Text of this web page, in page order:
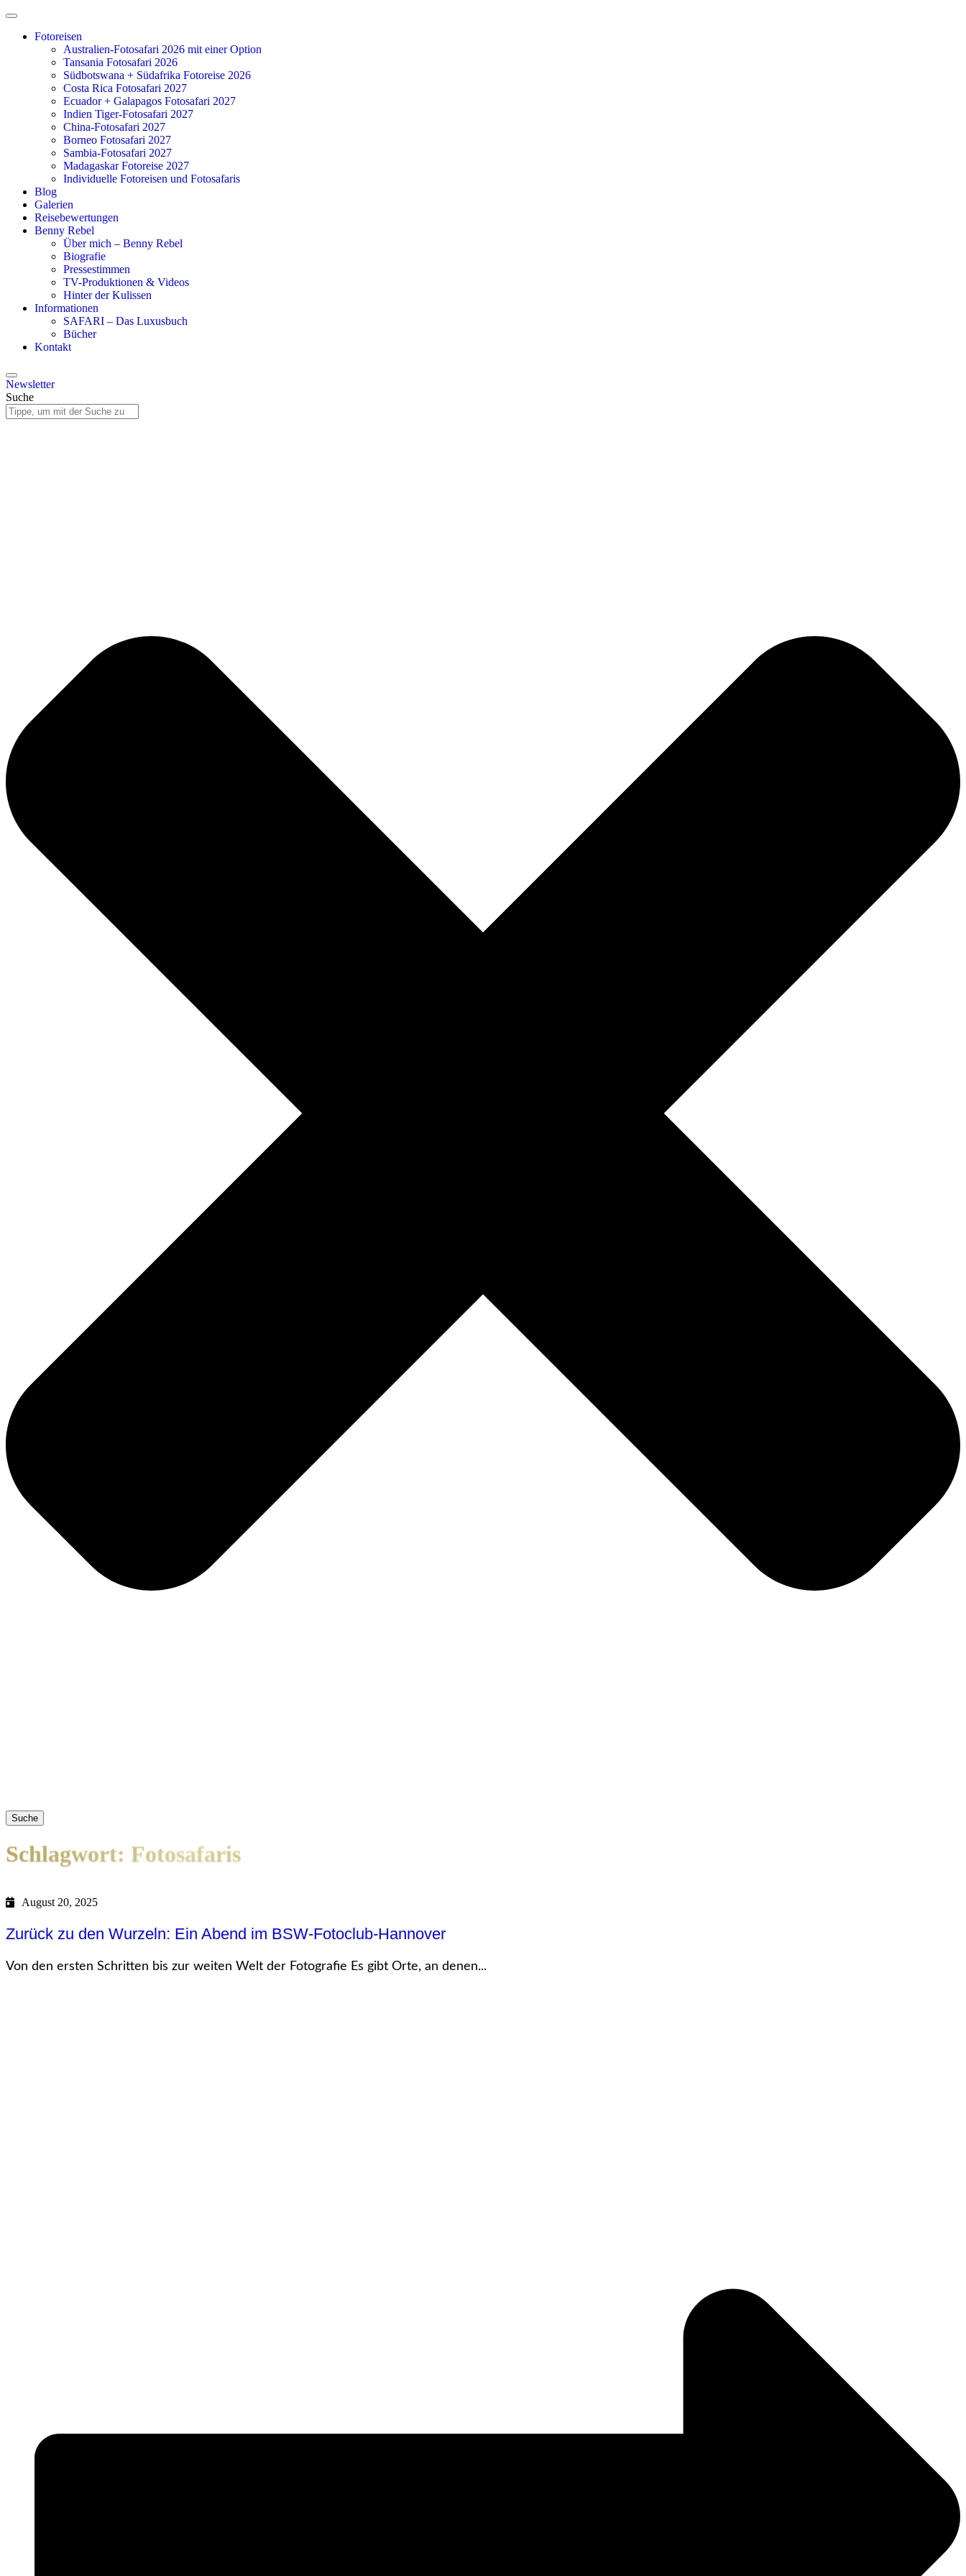
Zum
springenFotoreisen
Australien-Fotosafari 2026 mit einer Option
Tansania Fotosafari 2026
Südbotswana + Südafrika Fotoreise 2026
Costa Rica Fotosafari 2027
Ecuador + Galapagos Fotosafari 2027
Indien Tiger-Fotosafari 2027
China-Fotosafari 2027
Borneo Fotosafari 2027
Sambia-Fotosafari 2027
Madagaskar Fotoreise 2027
Individuelle Fotoreisen und Fotosafaris
Blog
Galerien
Reisebewertungen
Benny Rebel
Über mich – Benny Rebel
Biografie
Pressestimmen
TV-Produktionen & Videos
Hinter der Kulissen
Informationen
SAFARI – Das Luxusbuch
Bücher
Kontakt
Newsletter
Suche
Suche
Schlagwort: Fotosafaris
August 20, 2025
Zurück zu den Wurzeln: Ein Abend im BSW-Fotoclub-Hannover
Von den ersten Schritten bis zur weiten Welt der Fotografie Es gibt Orte, an denen...